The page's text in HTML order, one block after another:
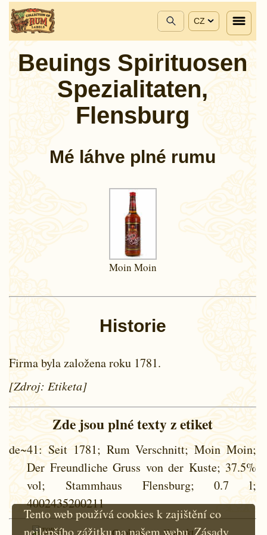
CZ
Beuings Spirituosen
Spezialitaten,
Flensburg
Mé láhve plné rumu
Moin Moin
Historie
Firma byla založena roku 1781.
[Zdroj: Etiketa]
Zde jsou plné texty z etiket
de~41: Seit 1781; Rum Verschnitt; Moin Moin;
Der Freundliche Gruss von der Kuste; 37.5%
vol; Stammhaus Flensburg; 0.7 l;
4002435200211
Cookies Kontakt
Tento web používá cookies k zajištění co
nejlepšího zážitku na našem webu.Zásady